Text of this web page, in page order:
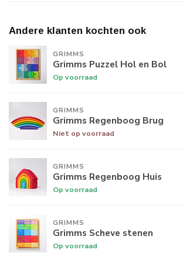
Andere klanten kochten ook
GRIMMS
Grimms Puzzel Hol en Bol
Op voorraad
GRIMMS
Grimms Regenboog Brug
Niet op voorraad
GRIMMS
Grimms Regenboog Huis
Op voorraad
GRIMMS
Grimms Scheve stenen
Op voorraad